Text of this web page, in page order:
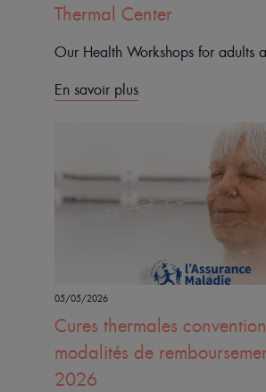
Thermal Center
Our Health Workshops for adults
En savoir plus
05/05/2026
Cures thermales
modalités de
2026